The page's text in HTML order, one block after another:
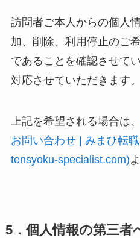
訪問者ご本人からの個人
加、削除、利用停止のご
であることを確認させて
対応させていただきます。
上記を希望される場合は、
お問い合わせ | みまひ転
tensyoku-specialist.com)
5．個人情報の第三者